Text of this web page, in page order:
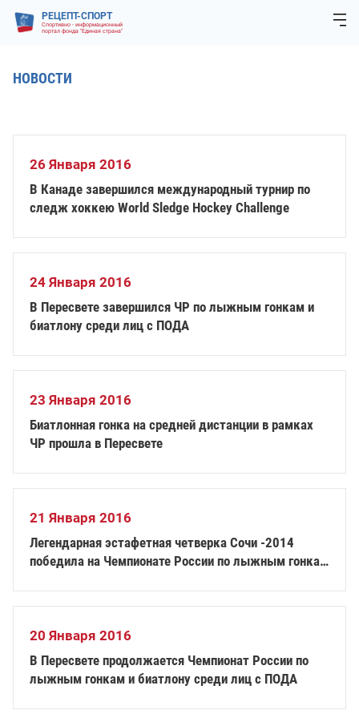
РЕЦЕПТ-СПОРТ
Спортивно - информационный
портал фонда "Единая страна"
НОВОСТИ
26 Января 2016
В Канаде завершился международный турнир по
следж хоккею World Sledge Hockey Challenge
24 Января 2016
В Пересвете завершился ЧР по лыжным гонкам и
биатлону среди лиц с ПОДА
23 Января 2016
Биатлонная гонка на средней дистанции в рамках
ЧР прошла в Пересвете
21 Января 2016
Легендарная эстафетная четверка Сочи -2014
победила на Чемпионате России по лыжным гонкам
20 Января 2016
В Пересвете продолжается Чемпионат России по
лыжным гонкам и биатлону среди лиц с ПОДА